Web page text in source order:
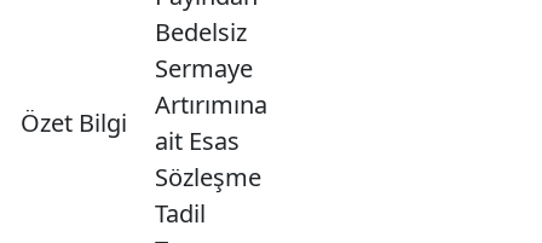
Özet Bilgi
Bedelsiz
Sermaye
Artırımına
ait Esas
Sözleşme
Tadil